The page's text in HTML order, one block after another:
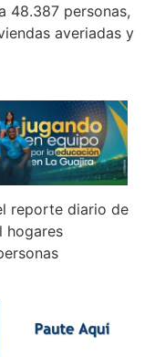
48.387 personas,
averiadas y
reporte diario de
hogares